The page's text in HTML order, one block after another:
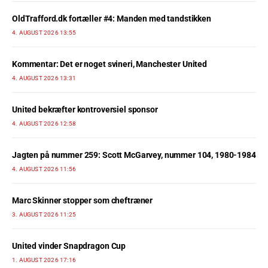
OldTrafford.dk fortæller #4: Manden med tandstikken
4. AUGUST 2026 13:55
Kommentar: Det er noget svineri, Manchester United
4. AUGUST 2026 13:31
United bekræfter kontroversiel sponsor
4. AUGUST 2026 12:58
Jagten på nummer 259: Scott McGarvey, nummer 104, 1980-1984
4. AUGUST 2026 11:56
Marc Skinner stopper som cheftræner
3. AUGUST 2026 11:25
United vinder Snapdragon Cup
1. AUGUST 2026 17:16